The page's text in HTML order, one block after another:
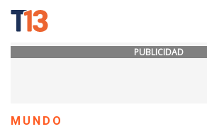
PUBLICIDAD
MUNDO